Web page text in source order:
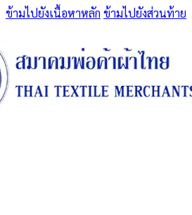
ข้ามไปยังเนื้อหาหลัก ข้ามไปยังส่วนท้าย